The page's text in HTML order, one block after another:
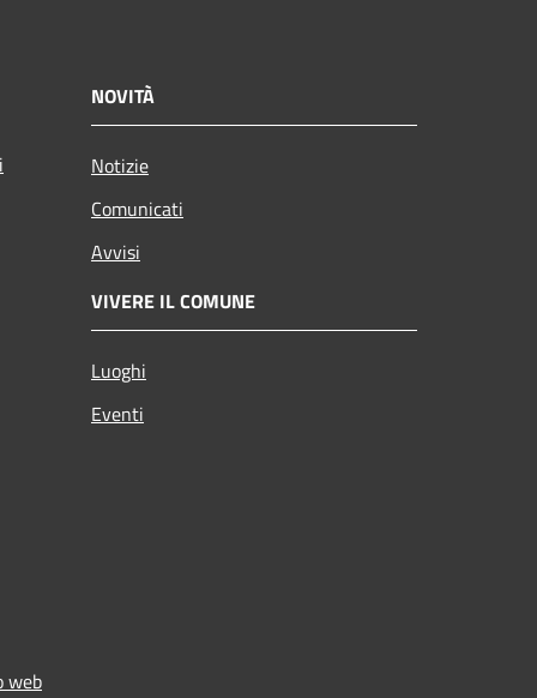
NOVITÀ
Notizie
Comunicati
Avvisi
VIVERE IL COMUNE
Luoghi
Eventi
web